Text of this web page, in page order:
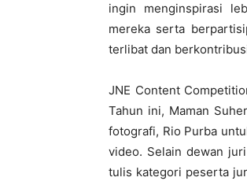
ingin menginspirasi
mereka serta
terlibat dan
JNE Content
Tahun ini, Maman
fotografi, Rio Purba
video. Selain dewan
tulis kategori peserta